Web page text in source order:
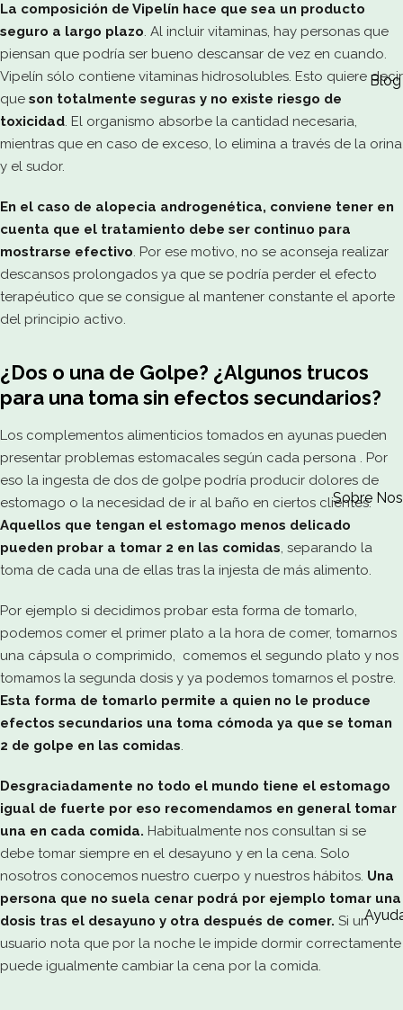
Blog
Sobre
La composición de Vipelín hace que sea un producto
seguro a largo plazo. Al incluir vitaminas, hay personas que
piensan que podría ser bueno descansar de vez en cuando.
Vipelín sólo contiene vitaminas hidrosolubles. Esto quiere decir
que son totalmente seguras y no existe riesgo de
toxicidad. El organismo absorbe la cantidad necesaria,
mientras que en caso de exceso, lo elimina a través de la orina
y el sudor.
En el caso de alopecia androgenética, conviene tener en
cuenta que el tratamiento debe ser continuo para
mostrarse efectivo. Por ese motivo, no se aconseja realizar
descansos prolongados ya que se podría perder el efecto
terapéutico que se consigue al mantener constante el aporte
del principio activo.
¿Dos o una de Golpe? ¿Algunos trucos
para una toma sin efectos secundarios?
Los complementos alimenticios tomados en ayunas pueden
presentar problemas estomacales según cada persona . Por
eso la ingesta de dos de golpe podría producir dolores de
estomago o la necesidad de ir al baño en ciertos clientes.
Aquellos que tengan el estomago menos delicado
pueden probar a tomar 2 en las comidas, separando la
toma de cada una de ellas tras la injesta de más alimento.
Por ejemplo si decidimos probar esta forma de tomarlo,
podemos comer el primer plato a la hora de comer, tomarnos
una cápsula o comprimido, comemos el segundo plato y nos
tomamos la segunda dosis y ya podemos tomarnos el postre.
Esta forma de tomarlo permite a quien no le produce
efectos secundarios una toma cómoda ya que se toman
2 de golpe en las comidas.
Desgraciadamente no todo el mundo tiene el estomago
igual de fuerte por eso recomendamos en general tomar
una en cada comida. Habitualmente nos consultan si se
debe tomar siempre en el desayuno y en la cena. Solo
nosotros conocemos nuestro cuerpo y nuestros hábitos. Una
persona que no suela cenar podrá por ejemplo tomar una
dosis tras el desayuno y otra después de comer. Si un
usuario nota que por la noche le impide dormir correctamente
puede igualmente cambiar la cena por la comida.